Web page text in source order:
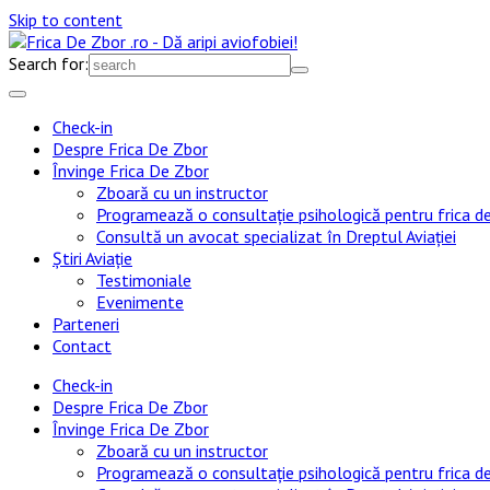
Skip to content
Search for:
Check-in
Despre Frica De Zbor
Învinge Frica De Zbor
Zboară cu un instructor
Programează o consultație psihologică pentru frica
Consultă un avocat specializat în Dreptul Aviației
Știri Aviație
Testimoniale
Evenimente
Parteneri
Contact
Check-in
Despre Frica De Zbor
Învinge Frica De Zbor
Zboară cu un instructor
Programează o consultație psihologică pentru frica